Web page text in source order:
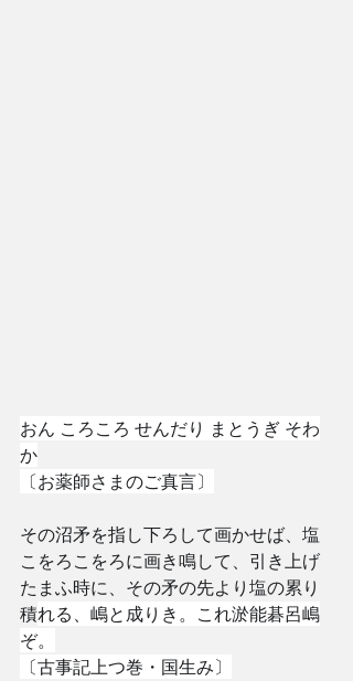
おん ころころ せんだり まとうぎ そわ
か
〔お薬師さまのご真言〕
その沼矛を指し下ろして画かせば、塩
こをろこをろに画き鳴して、引き上げ
たまふ時に、その矛の先より塩の累り
積れる、嶋と成りき。これ淤能碁呂嶋
ぞ。
〔古事記上つ巻・国生み〕